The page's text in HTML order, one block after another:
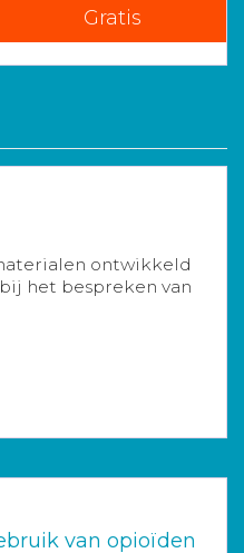
Gratis
ontwikkeld
het bespreken van
van opioïden